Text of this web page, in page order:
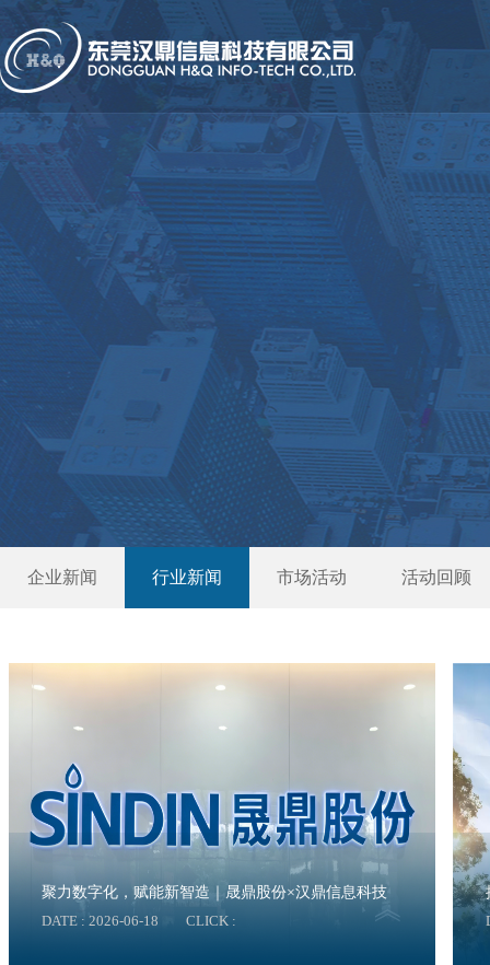
企业新闻 行业新闻 市场活动 活动回顾
聚力数字化，赋能新智造｜晟鼎股份×汉鼎信息科技
SOLIDWORKS PDM项目启动会圆满召开
DATE : 2026-06-18 CLICK :